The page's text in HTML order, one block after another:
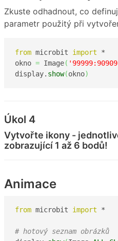
Zkuste odhadnout, co
parametr použitý při
from microbit import *
okno = Image(
display. show(okno)
Úkol 4
Vytvořte ikony -
zobrazující 1 až 6 bodů!
Animace
from microbit import *
# hotový seznam obrázků